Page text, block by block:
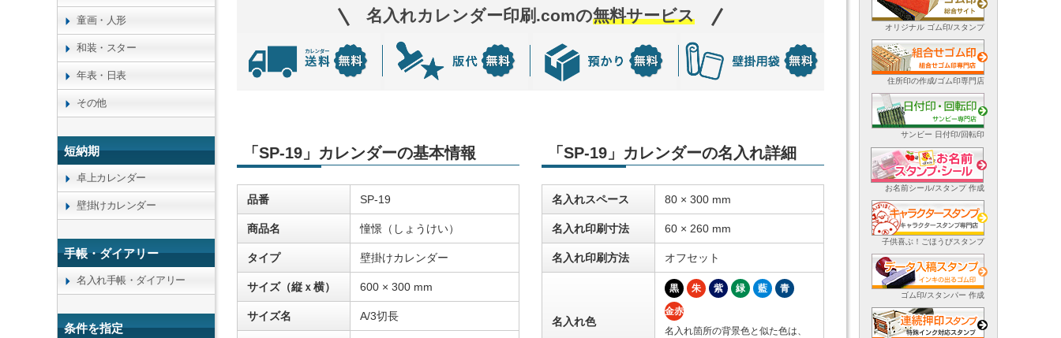
名入れカレンダー印刷.comの無料サービス
「SP-19」カレンダーの基本情報
品番 SP-19
商品名 憧憬（しょうけい）
タイプ 壁掛けカレンダー
サイズ（縦ｘ横） 600 × 300 mm
サイズ名 A/3切長
「SP-19」カレンダーの名入れ詳細
名入れスペース 80 × 300 mm
名入れ印刷寸法 60 × 260 mm
名入れ印刷方法 オフセット
名入れ色
黒 朱 紫 緑 藍 青
金赤
名入れ箇所の背景色と似た色は、
童画・人形
和装・スター
年表・日表
その他
短納期
卓上カレンダー
壁掛けカレンダー
手帳・ダイアリー
名入れ手帳・ダイアリー
条件を指定
オリジナル ゴム印/スタンプ
住所印の作成/ゴム印専門店
サンビー 日付印/回転印
お名前シール/スタンプ 作成
子供喜ぶ！ごほうびスタンプ
ゴム印/スタンパー 作成